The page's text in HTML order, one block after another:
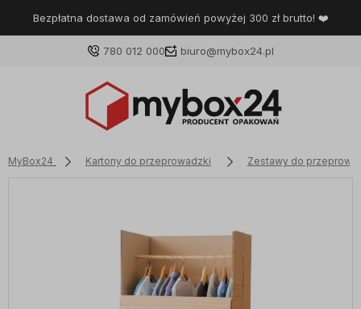
Bezpłatna dostawa od zamówień powyżej 300 zł brutto! ❤️
780 012 000 biuro@mybox24.pl
MyBox24 Kartony do przeprowadzki Zestawy do